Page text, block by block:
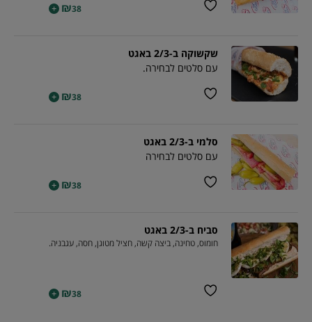
₪38
+
שקשוקה ב-2/3 באגט
עם סלטים לבחירה.
₪38
+
סלמי ב-2/3 באגט
עם סלטים לבחירה
₪38
+
סביח ב-2/3 באגט
חומוס, טחינה, ביצה קשה, חציל מטוגן, חסה, עגבניה.
₪38
+